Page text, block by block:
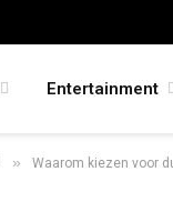
Entertainment
» Waarom kiezen voor